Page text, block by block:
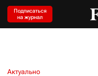
Подписаться
на журнал
Актуально